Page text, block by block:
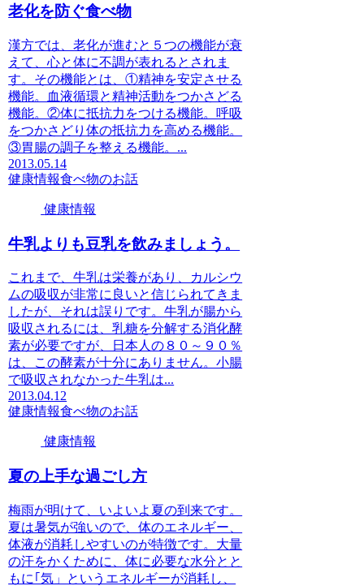
老化を防ぐ食べ物
漢方では、老化が進むと５つの機能が衰
えて、心と体に不調が表れるとされま
す。その機能とは、①精神を安定させる
機能。血液循環と精神活動をつかさどる
機能。②体に抵抗力をつける機能。呼吸
をつかさどり体の抵抗力を高める機能。
③胃腸の調子を整える機能。...
2013.05.14
健康情報食べ物のお話
健康情報
牛乳よりも豆乳を飲みましょう。
これまで、牛乳は栄養があり、カルシウ
ムの吸収が非常に良いと信じられてきま
したが、それは誤りです。牛乳が腸から
吸収されるには、乳糖を分解する消化酵
素が必要ですが、日本人の８０～９０％
は、この酵素が十分にありません。小腸
で吸収されなかった牛乳は...
2013.04.12
健康情報食べ物のお話
健康情報
夏の上手な過ごし方
梅雨が明けて、いよいよ夏の到来です。
夏は暑気が強いので、体のエネルギー、
体液が消耗しやすいのが特徴です。大量
の汗をかくために、体に必要な水分とと
もに｢気」というエネルギーが消耗し、